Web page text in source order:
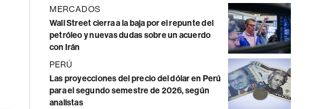
MERCADOS
Wall Street cierra a la baja por el repunte del
petróleo y nuevas dudas sobre un acuerdo
con Irán
PERÚ
Las proyecciones del precio del dólar en Perú
para el segundo semestre de 2026, según
analistas